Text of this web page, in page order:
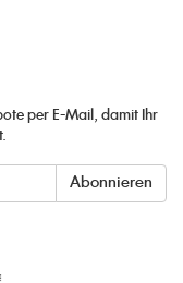
per E-Mail, damit Ihr
Abonnieren